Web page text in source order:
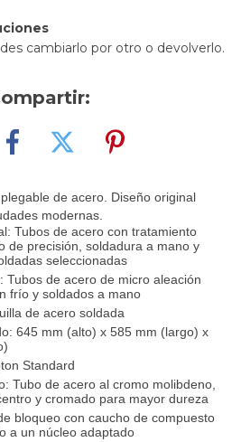
cambiarlo por otro o devolverlo.
de acero. Diseño original
modernas.
Tubos de acero con tratamiento
de precisión, soldadura a mano y
seleccionadas
Tubos de acero de micro aleación
frío y soldados a mano
de acero soldada
645 mm (alto) x 585 mm (largo) x
Standard
Tubo de acero al cromo molibdeno,
y cromado para mayor dureza
bloqueo con caucho de compuesto
a un núcleo adaptado